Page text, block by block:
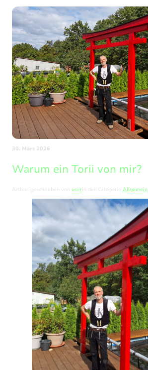
30. März 2026
Warum ein Torii von mir?
Artikel geschrieben von user in der Kategorie Allgemein